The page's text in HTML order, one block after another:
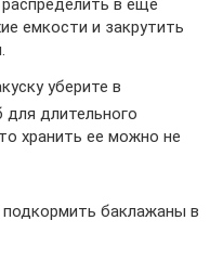
в еще
емкости и закрутить
уберите в
для длительного
хранить ее можно не
баклажаны в